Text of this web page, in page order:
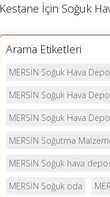
Kestane İçin Soğuk
Arama Etiketleri
MERSİN Soğuk Hava
MERSİN Soğuk Hava
MERSİN Soğuk Hava
MERSİN Soğutma
MERSİN Soğuk hava
MERSİN Soğuk oda